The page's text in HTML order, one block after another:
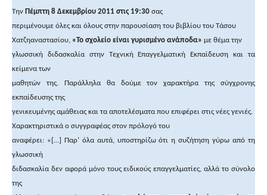
Την Πέμπτη 8 Δεκεμβρίου 2011 στις 19:30 σας
περιμένουμε όλες και όλους στην παρουσίαση του βιβλίου του Τάσου
Χατζηαναστασίου, «Το σχολείο είναι γυρισμένο ανάποδα» με θέμα την
γλωσσική διδασκαλία στην Τεχνική Επαγγελματική Εκπαίδευση και τα
κείμενα των
μαθητών της. Παράλληλα θα δούμε τον χαρακτήρα της σύγχρονης
εκπαίδευσης της
γενικευμένης αμάθειας και τα αποτελέσματα που επιφέρει στις νέες γενιές.
Χαρακτηριστικά ο συγγραφέας στον πρόλογό του
αναφέρει: «[…] Παρ’ όλα αυτά, υποστηρίζω ότι η συζήτηση γύρω από τη
γλωσσική
διδασκαλία δεν αφορά μόνο τους ειδικούς επαγγελματίες, αλλά το σύνολο
της